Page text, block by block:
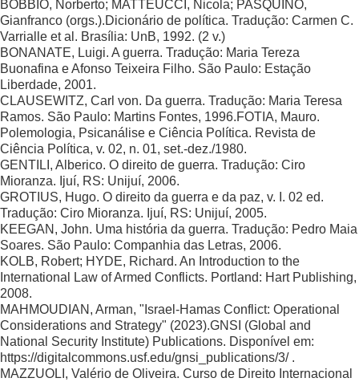
BOBBIO, Norberto; MATTEUCCI, Nicola; PASQUINO,
Gianfranco (orgs.).Dicionário de política. Tradução: Carmen C.
Varrialle et al. Brasília: UnB, 1992. (2 v.)
BONANATE, Luigi. A guerra. Tradução: Maria Tereza
Buonafina e Afonso Teixeira Filho. São Paulo: Estação
Liberdade, 2001.
CLAUSEWITZ, Carl von. Da guerra. Tradução: Maria Teresa
Ramos. São Paulo: Martins Fontes, 1996.FOTIA, Mauro.
Polemologia, Psicanálise e Ciência Política. Revista de
Ciência Política, v. 02, n. 01, set.-dez./1980.
GENTILI, Alberico. O direito de guerra. Tradução: Ciro
Mioranza. Ijuí, RS: Unijuí, 2006.
GROTIUS, Hugo. O direito da guerra e da paz, v. I. 02 ed.
Tradução: Ciro Mioranza. Ijuí, RS: Unijuí, 2005.
KEEGAN, John. Uma história da guerra. Tradução: Pedro Maia
Soares. São Paulo: Companhia das Letras, 2006.
KOLB, Robert; HYDE, Richard. An Introduction to the
International Law of Armed Conflicts. Portland: Hart Publishing,
2008.
MAHMOUDIAN, Arman, "Israel-Hamas Conflict: Operational
Considerations and Strategy" (2023).GNSI (Global and
National Security Institute) Publications. Disponível em:
https://digitalcommons.usf.edu/gnsi_publications/3/ .
MAZZUOLI, Valério de Oliveira. Curso de Direito Internacional